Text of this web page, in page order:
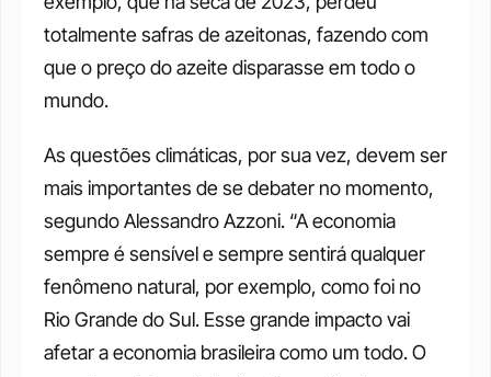
totalmente safras de azeitonas, fazendo com
que o preço do azeite disparasse em todo o
mundo.
As questões climáticas, por sua vez, devem ser
mais importantes de se debater no momento,
segundo Alessandro Azzoni. “A economia
sempre é sensível e sempre sentirá qualquer
fenômeno natural, por exemplo, como foi no
Rio Grande do Sul. Esse grande impacto vai
afetar a economia brasileira como um todo. O